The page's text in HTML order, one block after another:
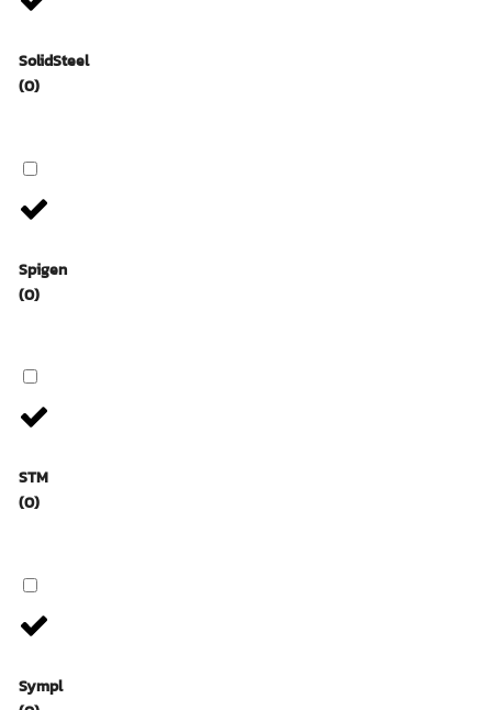
SolidSteel
(0)
Spigen
(0)
STM
(0)
Sympl